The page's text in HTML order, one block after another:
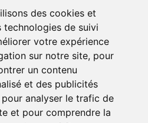
des cookies et
technologies de suivi
votre expérience
sur notre site, pour
un contenu
et des publicités
analyser le trafic de
et pour comprendre la
offres actuels